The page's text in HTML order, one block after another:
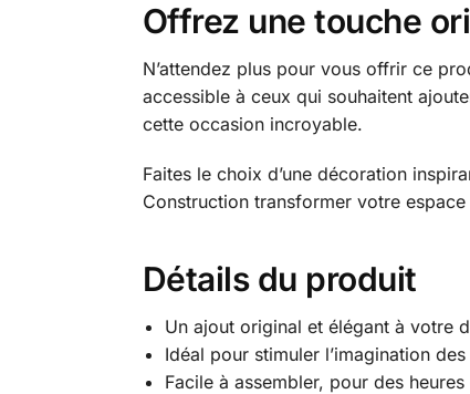
Offrez une touche
N’attendez plus pour vous offrir ce
accessible à ceux qui souhaitent
cette occasion incroyable.
Faites le choix d’une décoration
Construction transformer votre
Détails du produit
Un ajout original et élégant à votre
Idéal pour stimuler l’imagination
Facile à assembler, pour des